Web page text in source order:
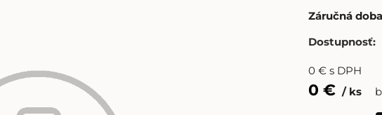
Záručná
Dostupnosť:
0 €s DPH
0 € ks